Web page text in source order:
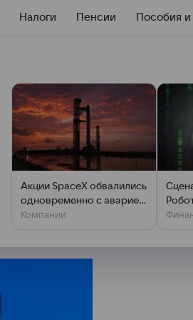
Налоги Пенсии Пособия и
на
следует
Акции SpaceX обвалились
одновременно с аварией
на Луне
Компании